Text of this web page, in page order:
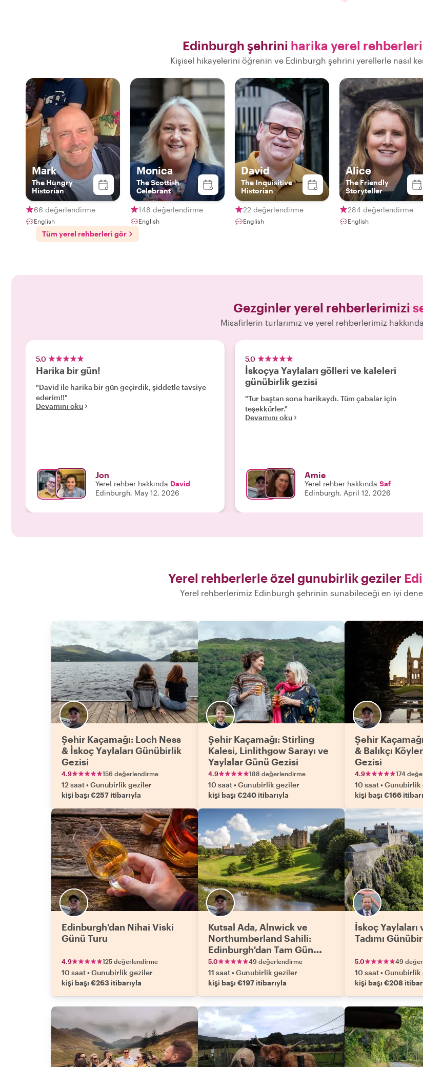
Edinburgh şehrini harika yerel
Kişisel hikayelerini öğrenin ve Edinburgh şehrini yerellerle nasıl
Mark
The Hungry
Historian
66 değerlendirme
English
Monica
The Scottish
Celebrant
148 değerlendirme
English
David
The Inquisitive
Historian
22 değerlendirme
English
Alice
The Friendly
Storyteller
284 değerlendirme
English
Tüm yerel rehberleri gör
Gezginler yerel rehberlerimizi
Misafirlerin turlarımız ve yerel rehberlerimiz
5.0
Harika bir gün!
"David ile harika bir gün geçirdik, şiddetle tavsiye
ederim!!"
Devamını oku
Jon
Yerel rehber hakkında David
Edinburgh, May 12, 2026
5.0
İskoçya Yaylaları gölleri ve kaleleri
günübirlik gezisi
"Tur baştan sona harikaydı. Tüm çabalar için
teşekkürler."
Devamını oku
Amie
Yerel rehber hakkında Saf
Edinburgh, April 12, 2026
Yerel rehberlerle özel gunubirlik geziler
Yerel rehberlerimiz Edinburgh şehrinin sunabileceği en iyi
Şehir Kaçamağı: Loch Ness
& İskoç Yaylaları Günübirlik
Gezisi
4.9 156 değerlendirme
12 saat•Gunubirlik geziler
kişi başı €257 itibarıyla
Şehir Kaçamağı: Stirling
Kalesi, Linlithgow Sarayı ve
Yaylalar Günü Gezisi
4.9 188 değerlendirme
10 saat•Gunubirlik geziler
kişi başı €240 itibarıyla
Şehir
& Balıkçı
Gezisi
4.9 174
10 saat•Gunubirlik
kişi başı €166
Edinburgh'dan Nihai Viski
Günü Turu
4.9 125 değerlendirme
10 saat•Gunubirlik geziler
kişi başı €263 itibarıyla
Kutsal Ada, Alnwick ve
Northumberland Sahili:
Edinburgh'dan Tam Gün
Kaçış
5.0 49 değerlendirme
11 saat•Gunubirlik geziler
kişi başı €197 itibarıyla
İskoç Yaylaları
Tadımı
5.0 49
10 saat•Gunubirlik
kişi başı €208